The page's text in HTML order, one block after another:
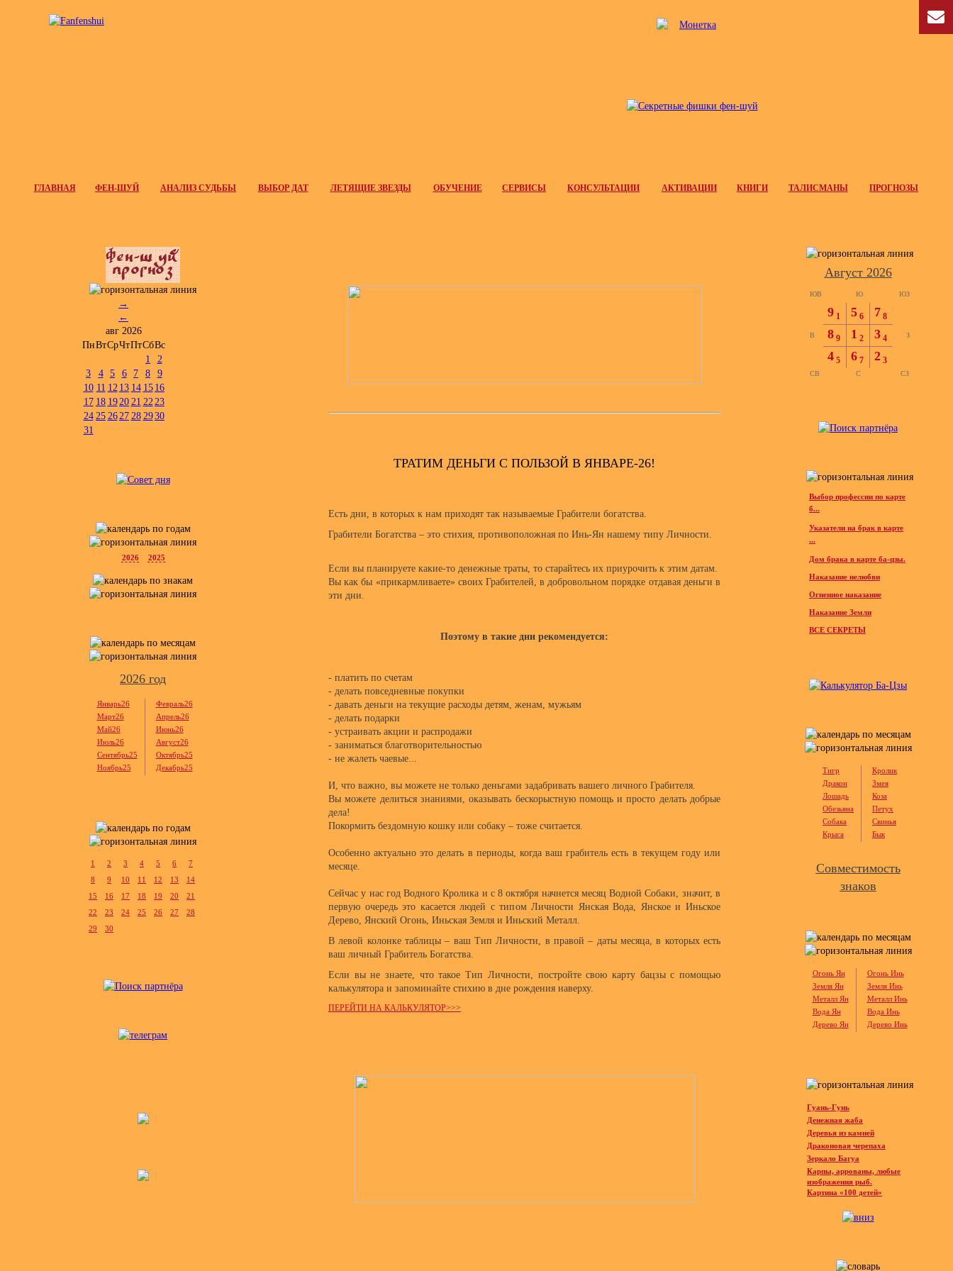
ГЛАВНАЯ ФЕН-ШУЙ АНАЛИЗ СУДЬБЫ ВЫБОР ДАТ ЛЕТЯЩИЕ ЗВЕЗДЫ ОБУЧЕНИЕ СЕРВИСЫ КОНСУЛЬТАЦИИ АКТИВАЦИИ КНИГИ ТАЛИСМАНЫ ПРОГНОЗЫ
→
←
авг 2026
ПнВтСрЧтПтСбВс
1
2
3
4 5 6 7 8
9
10 11 12 13 14 15 16
17 18 1920 21 2223
24 25 2627 28 2930
31
2026 2025
2026 год
Январь26
Февраль26
Март26
Апрель26
Май26
Июнь26
Июль26
Август26
Сентябрь25
Октябрь25
Ноябрь25
Декабрь25
1 2 3 4 5 6
7
8
9 10 11 12 13
14
15
16 17 18 19 20
21
22
23 24 25 26 27
28
29
30
ТРАТИМ ДЕНЬГИ С ПОЛЬЗОЙ В ЯНВАРЕ-26!
Есть дни, в которых к нам приходят так называемые Грабители богатства.
Грабители Богатства – это стихия, противоположная по Инь-Ян нашему типу Личности.
Если вы планируете какие-то денежные траты, то старайтесь их приурочить к этим датам.
Вы как бы «прикармливаете» своих Грабителей, в добровольном порядке отдавая деньги в
эти дни.
Поэтому в такие дни рекомендуется:
- платить по счетам
- делать повседневные покупки
- давать деньги на текущие расходы детям, женам, мужьям
- делать подарки
- устраивать акции и распродажи
- заниматься благотворительностью
- не жалеть чаевые...
И, что важно, вы можете не только деньгами задабривать вашего личного Грабителя.
Вы можете делиться знаниями, оказывать бескорыстную помощь и просто делать добрые
дела!
Покормить бездомную кошку или собаку – тоже считается.
Особенно актуально это делать в периоды, когда ваш грабитель есть в текущем году или
месяце.
Сейчас у нас год Водного Кролика и с 8 октября начнется месяц Водной Собаки, значит, в
первую очередь это касается людей с типом Личности Янская Вода, Янское и Иньское
Дерево, Янский Огонь, Иньская Земля и Иньский Металл.
В левой колонке таблицы – ваш Тип Личности, в правой – даты месяца, в которых есть
ваш личный Грабитель Богатства.
Если вы не знаете, что такое Тип Личности, постройте свою карту бацзы с помощью
калькулятора и запоминайте стихию в дне рождения наверху.
ПЕРЕЙТИ НА КАЛЬКУЛЯТОР>>>
Август 2026
ЮВ
9 1
Ю
5 6
ЮЗ
7 8
В 8 9 1 2 З
3 4
СВ
4 5
С
6 7
СЗ
2 3
Выбор профессии по карте
б...
Указатели на брак в карте
...
Дом брака в карте ба-цзы.
Наказание нелюбви
Огненное наказание
Наказание Земли
ВСЕ СЕКРЕТЫ
Тигр
Кролик
Дракон
Змея
Лошадь
Коза
Обезьяна
Петух
Собака
Свинья
Крыса
Бык
Совместимость
знаков
Огонь Ян
Огонь Инь
Земля Ян
Земля Инь
Металл Ян
Металл Инь
Вода Ян
Вода Инь
Дерево Ян
Дерево Инь
Гуань-Гунь
Денежная жаба
Деревья из камней
Драконовая черепаха
Зеркало Багуа
Карпы, аррованы, любые
изображения рыб.
Картина «100 детей»